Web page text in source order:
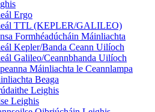
Ergo
TTL (KEPLER/GALILEO)
Formhéadúcháin Máinliachta
Kepler/Banda Ceann Uilíoch
Galileo/Ceannbhanda Uilíoch
Máinliachta le Ceannlampa
Beaga
Leighis
Leighis